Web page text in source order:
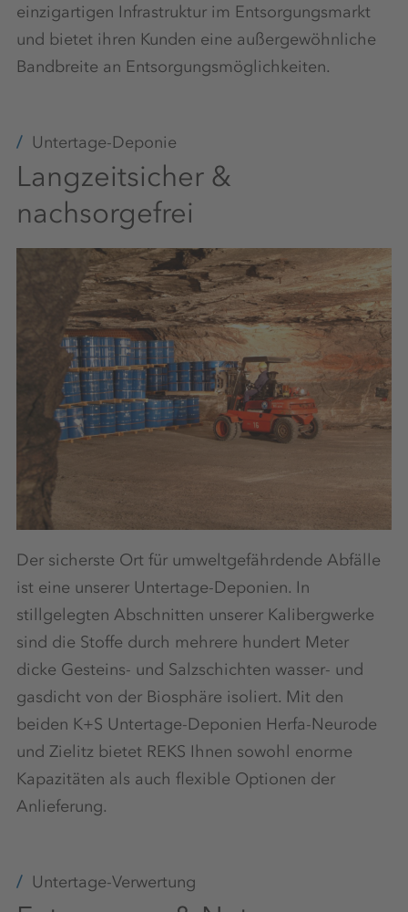
einzigartigen Infrastruktur im Entsorgungsmarkt
und bietet ihren Kunden eine außergewöhnliche
Bandbreite an Entsorgungsmöglichkeiten.
Untertage-Deponie
Langzeitsicher &
nachsorgefrei
Der sicherste Ort für umweltgefährdende Abfälle
ist eine unserer Untertage-Deponien. In
stillgelegten Abschnitten unserer Kalibergwerke
sind die Stoffe durch mehrere hundert Meter
dicke Gesteins- und Salzschichten wasser- und
gasdicht von der Biosphäre isoliert. Mit den
beiden K+S Untertage-Deponien Herfa-Neurode
und Zielitz bietet REKS Ihnen sowohl enorme
Kapazitäten als auch flexible Optionen der
Anlieferung.
Untertage-Verwertung